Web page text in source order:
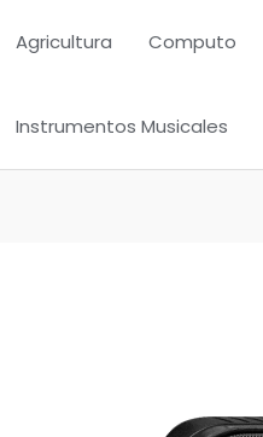
Agricultura Computo
Instrumentos Musicales